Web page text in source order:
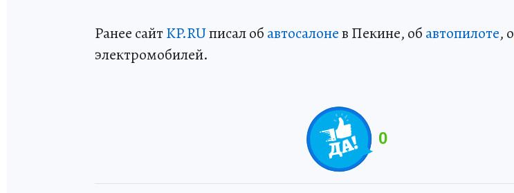
Ранее сайтKP.RUписал об автосалонев Пекине, об автопилоте, о
электромобилей.
0